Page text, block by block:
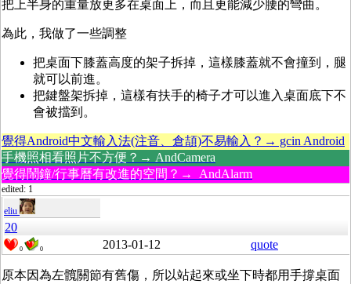
把上半身的重量放更多在桌面上，而且更能減少腰的彎曲。
為此，我做了一些調整
把桌面下膝蓋高度的架子拆掉，這樣膝蓋就不會撞到，腿
就可以前進。
把鍵盤架拆掉，這樣有扶手的椅子才可以進入桌面底下不
會被擋到。
覺得Android中文輸入法(注音、倉頡)不易輸入？→ gcin Android
手機照相看照片不方便？→ AndCamera
覺得鬧鐘/行事曆有改進的空間？→ AndAlarm
edited: 1
eliu
20
0 0 2013-01-12 quote
原本因為左髖關節有舊傷，所以站起來或坐下時都用手撐桌面